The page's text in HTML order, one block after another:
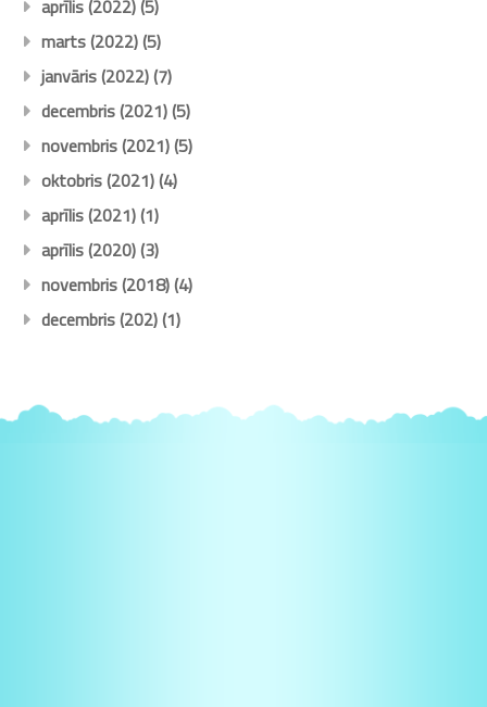
aprīlis (2022)(5)
marts (2022)(5)
janvāris (2022)(7)
decembris (2021)(5)
novembris (2021)(5)
oktobris (2021)(4)
aprīlis (2021)(1)
aprīlis (2020)(3)
novembris (2018)(4)
decembris (202)(1)